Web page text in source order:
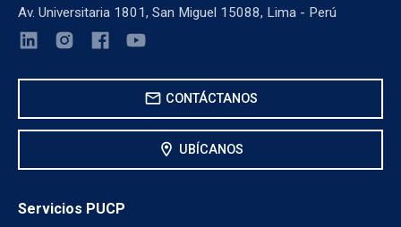
Av. Universitaria 1801, San Miguel 15088, Lima - Perú
mail CONTÁCTANOS
location_on UBÍCANOS
Servicios PUCP